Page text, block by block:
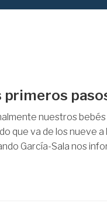
primeros
nuestros
que va de los nueve a
García-Sala nos